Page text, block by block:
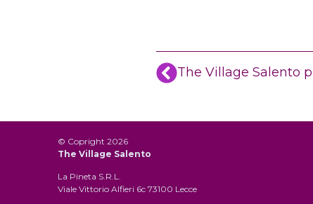
© Copright 2026
The Village Salento
La Pineta S.R.L.
Viale Vittorio Alfieri 6c 73100 Lecce